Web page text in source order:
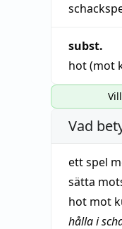
subst.
hot(mot
Vad
ettspel
sätta
hot mot
hållai